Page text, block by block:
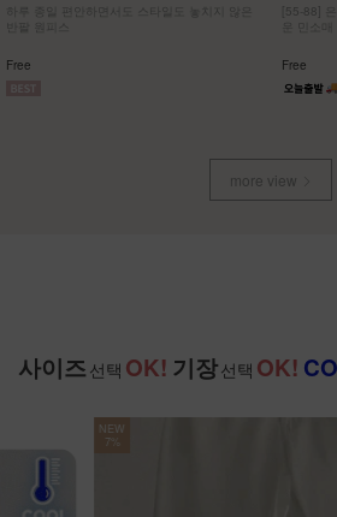
하루 종일 편안하면서도 스타일도 놓치지 않은
반팔 원피스
Free
[55-88]
Free
more view
사이즈 선택 OK! 기장선택 OK!
NEW
7%